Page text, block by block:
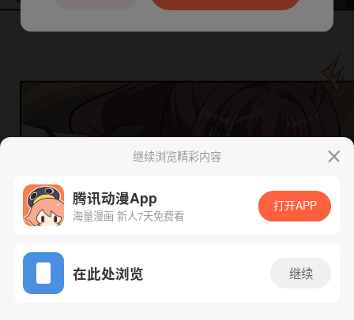
App免费看
下一话 腾漫App免费看
继续浏览精彩内容
腾讯动漫App
海量漫画 新人7天免费看
打开APP
在此处浏览 继续